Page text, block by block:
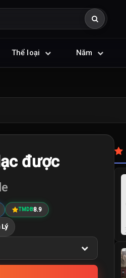
Thể loại Năm
được
TMDB8.9
Lý